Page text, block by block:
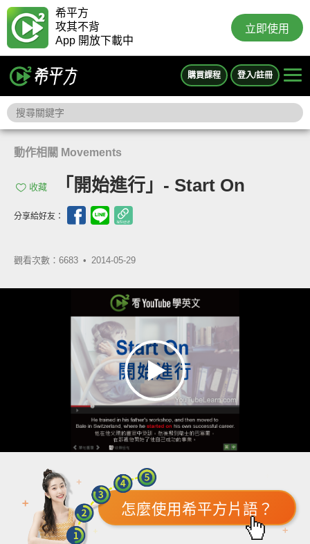
希平方
攻其不背
App 開放下載中
立即使用
購買課程 登入/註冊
動作相關 Movements
收藏 「開始進行」- Start On
分享給好友：
觀看次數：6683 • 2014-05-29
怎麼使用希平方片語？